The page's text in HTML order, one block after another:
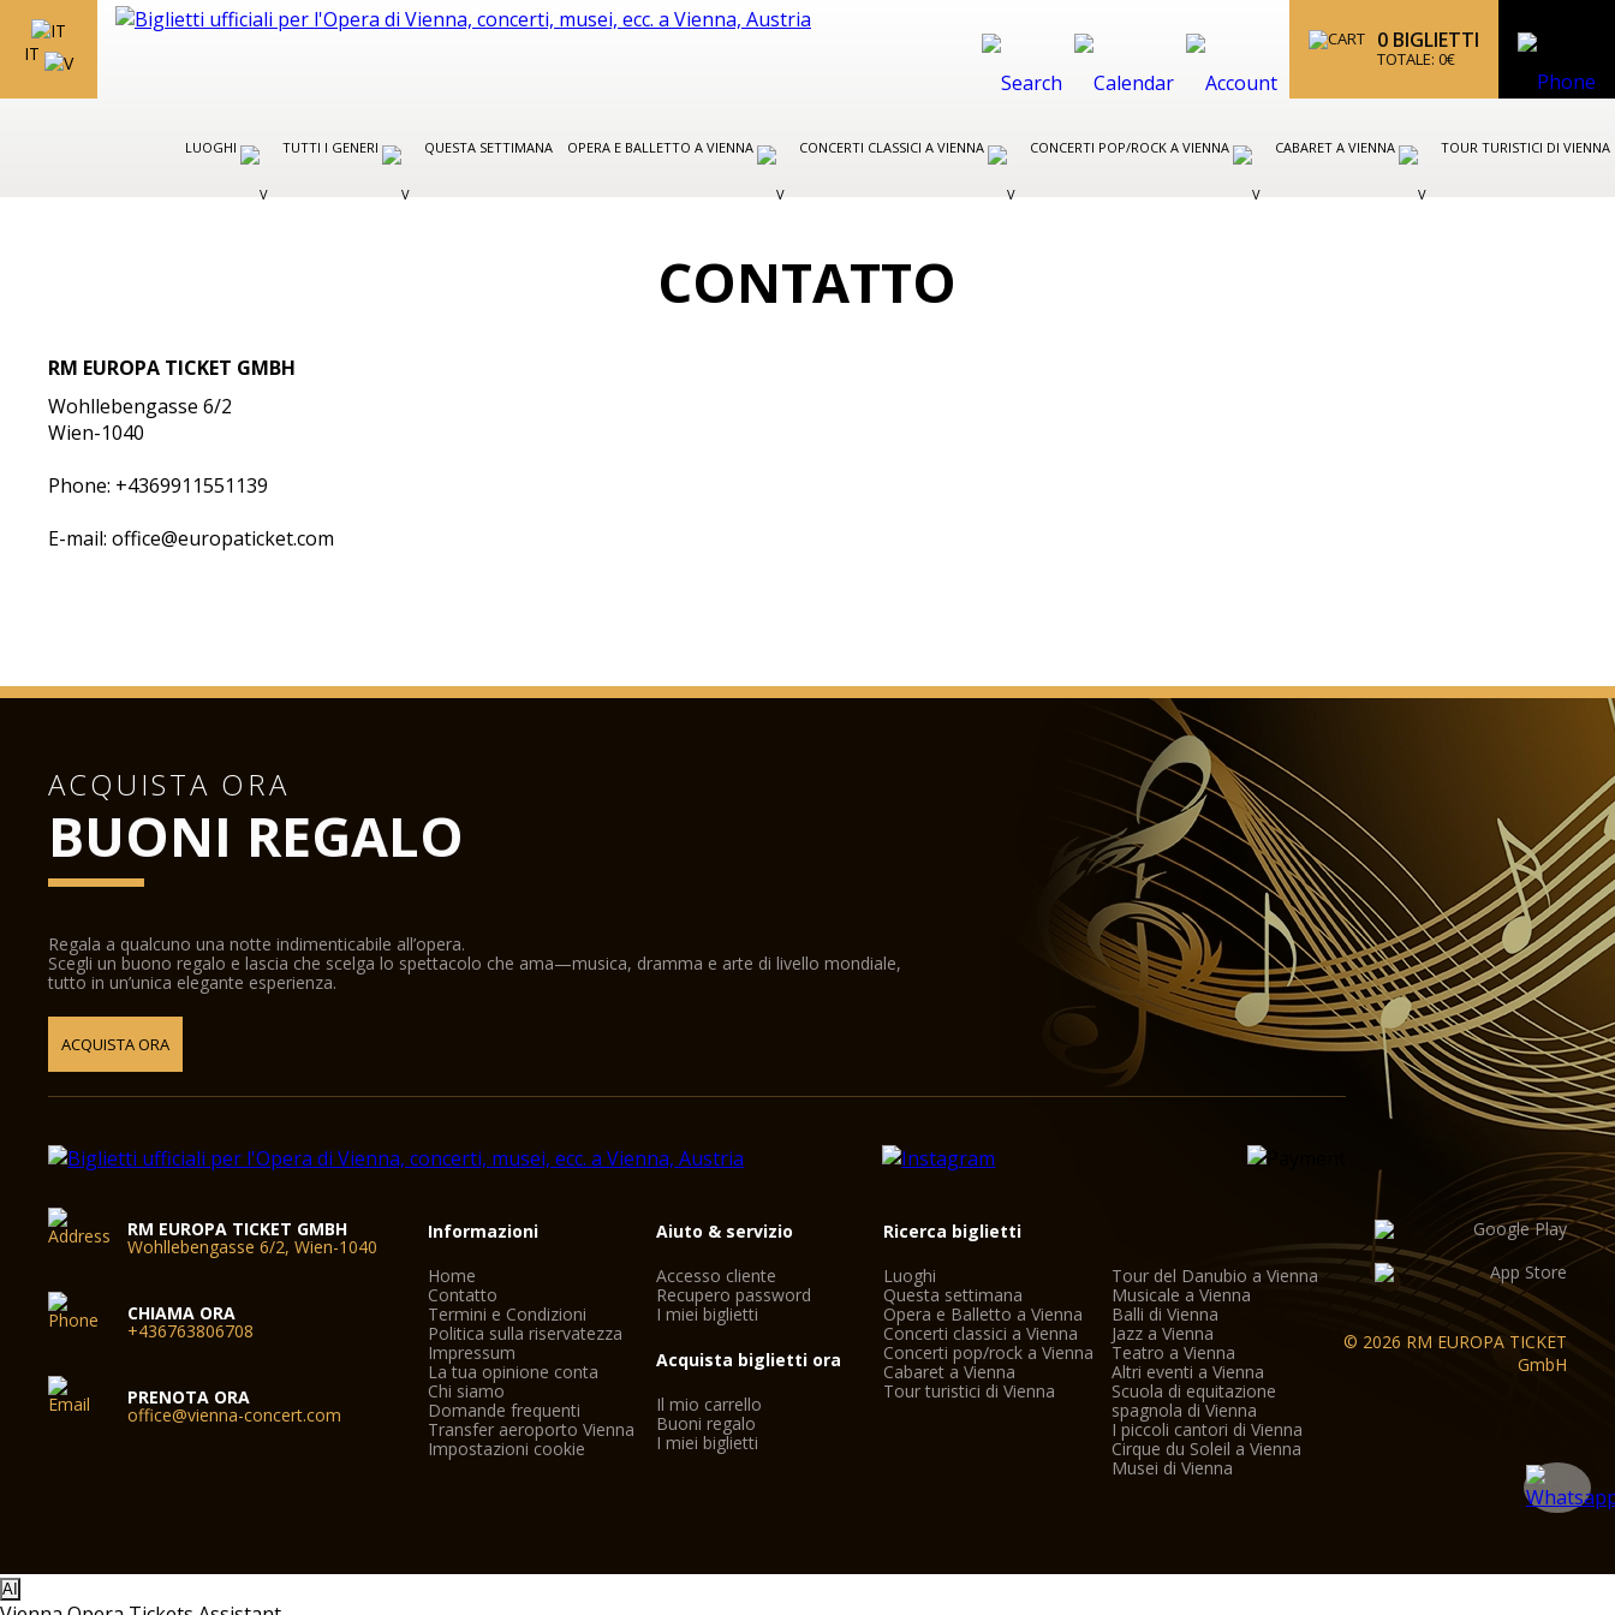
IT
0 BIGLIETTI
TOTALE: 0€
LUOGHI TUTTI I GENERI QUESTA SETTIMANA OPERA E BALLETTO A VIENNA CONCERTI CLASSICI A VIENNA CONCERTI POP/ROCK A VIENNA CABARET A VIENNA TOUR TURISTICI DI VIENNA
CONTATTO
RM EUROPA TICKET GMBH
Wohllebengasse 6/2
Wien-1040
Phone: +4369911551139
E-mail: office@europaticket.com
ACQUISTA ORA
BUONI REGALO
Regala a qualcuno una notte indimenticabile all’opera.
Scegli un buono regalo e lascia che scelga lo spettacolo che ama—musica, dramma e arte di livello mondiale,
tutto in un’unica elegante esperienza.
ACQUISTA ORA
RM EUROPA TICKET GMBH
Wohllebengasse 6/2, Wien-1040
CHIAMA ORA
+436763806708
PRENOTA ORA
office@vienna-concert.com
Informazioni
Home
Contatto
Termini e Condizioni
Politica sulla riservatezza
Impressum
La tua opinione conta
Chi siamo
Domande frequenti
Transfer aeroporto Vienna
Impostazioni cookie
Aiuto & servizio
Accesso cliente
Recupero password
I miei biglietti
Acquista biglietti ora
Il mio carrello
Buoni regalo
I miei biglietti
Ricerca biglietti
Luoghi
Questa settimana
Opera e Balletto a Vienna
Concerti classici a Vienna
Concerti pop/rock a Vienna
Cabaret a Vienna
Tour turistici di Vienna
Tour del Danubio a Vienna
Musicale a Vienna
Balli di Vienna
Jazz a Vienna
Teatro a Vienna
Altri eventi a Vienna
Scuola di equitazione
spagnola di Vienna
I piccoli cantori di Vienna
Cirque du Soleil a Vienna
Musei di Vienna
© 2026 RM EUROPA TICKET
GmbH
AI